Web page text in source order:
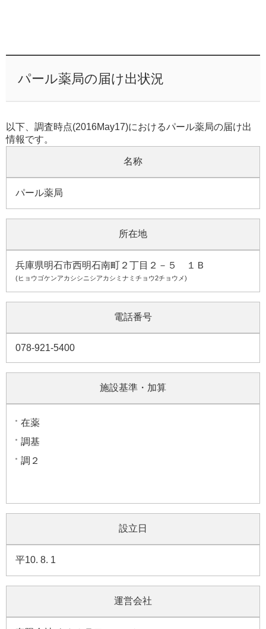
パール薬局の届け出状況
以下、調査時点(2016May17)におけるパール薬局の届け出
情報です。
名称
パール薬局
所在地
兵庫県明石市西明石南町２丁目２－５ １Ｂ
(ヒョウゴケンアカシシニシアカシミナミチョウ2チョウメ)
電話番号
078-921-5400
施設基準・加算
在薬
調基
調２
設立日
平10. 8. 1
運営会社